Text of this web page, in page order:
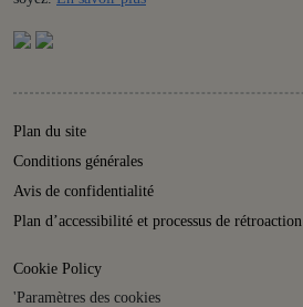
Plan du site
Conditions générales
Avis de confidentialité
Plan d’accessibilité et processus de rétroaction
Cookie Policy
'Paramètres des cookies